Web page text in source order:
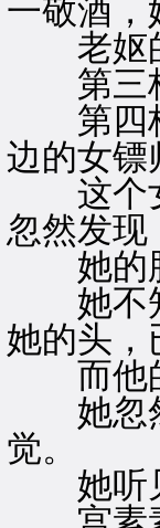
一敬酒，
老妪的
第三
第四杯
边的女镖
这个女
忽然发现
她的脸
她不知
她的头，
而他的
她忽然
觉。
她听见